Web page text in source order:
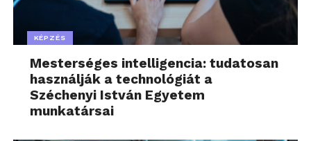
KÉPZÉS
Mesterséges intelligencia: tudatosan
használják a technológiát a
Széchenyi István Egyetem
munkatársai